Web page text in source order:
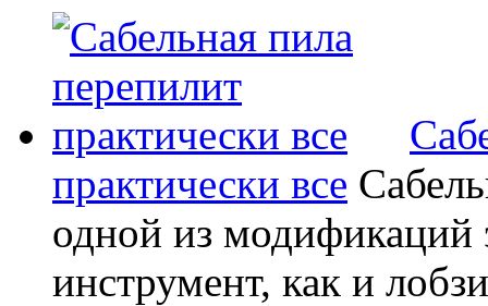
практически все
одной из модификаций
инструмент, как и